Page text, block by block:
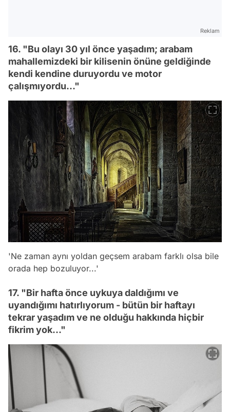
Reklam
16. "Bu olayı 30 yıl önce yaşadım; arabam
mahallemizdeki bir kilisenin önüne geldiğinde
kendi kendine duruyordu ve motor
çalışmıyordu..."
'Ne zaman aynı yoldan geçsem arabam farklı olsa bile
orada hep bozuluyor...'
17. "Bir hafta önce uykuya daldığımı ve
uyandığımı hatırlıyorum - bütün bir haftayı
tekrar yaşadım ve ne olduğu hakkında hiçbir
fikrim yok..."